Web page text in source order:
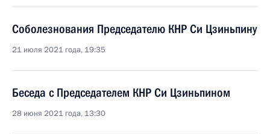
Соболезнования Председателю КНР Си Цзиньпину
21 июля 2021 года, 19:35
Беседа с Председателем КНР Си Цзиньпином
28 июня 2021 года, 13:30